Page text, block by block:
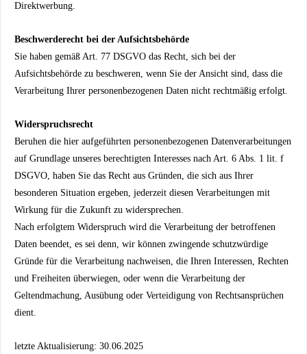
Direktwerbung.
Beschwerderecht bei der Aufsichtsbehörde
Sie haben gemäß Art. 77 DSGVO das Recht, sich bei der
Aufsichtsbehörde zu beschweren, wenn Sie der Ansicht sind, dass die
Verarbeitung Ihrer personenbezogenen Daten nicht rechtmäßig erfolgt.
Widerspruchsrecht
Beruhen die hier aufgeführten personenbezogenen Datenverarbeitungen
auf Grundlage unseres berechtigten Interesses nach Art. 6 Abs. 1 lit. f
DSGVO, haben Sie das Recht aus Gründen, die sich aus Ihrer
besonderen Situation ergeben, jederzeit diesen Verarbeitungen mit
Wirkung für die Zukunft zu widersprechen.
Nach erfolgtem Widerspruch wird die Verarbeitung der betroffenen
Daten beendet, es sei denn, wir können zwingende schutzwürdige
Gründe für die Verarbeitung nachweisen, die Ihren Interessen, Rechten
und Freiheiten überwiegen, oder wenn die Verarbeitung der
Geltendmachung, Ausübung oder Verteidigung von Rechtsansprüchen
dient.
letzte Aktualisierung: 30.06.2025